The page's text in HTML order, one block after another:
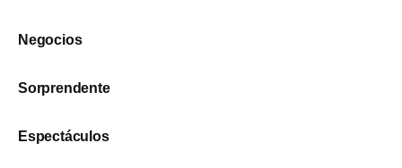
Negocios
Sorprendente
Espectáculos